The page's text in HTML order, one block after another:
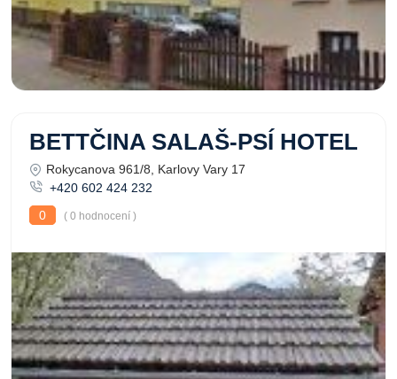
BETTČINA SALAŠ-PSÍ HOTEL
Rokycanova 961/8, Karlovy Vary 17
+420 602 424 232
0
( 0 hodnocení )